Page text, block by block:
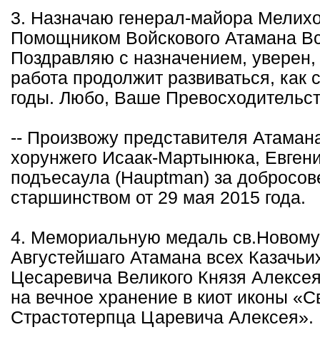
3. Назначаю генерал-майора
Помощником Войскового Атамана
Поздравляю с назначением,
работа продолжит развиваться,
годы. Любо, Ваше
-- Произвожу представителя
хорунжего Исаак-Мартынюка,
подъесаула (Hauptman) за
старшинством от 29 мая 2015 года.
4. Мемориальную медаль
Августейшаго Атамана всех
Цесаревича Великого Князя
на вечное хранение в киот иконы
Страстотерпца Царевича Алексея».